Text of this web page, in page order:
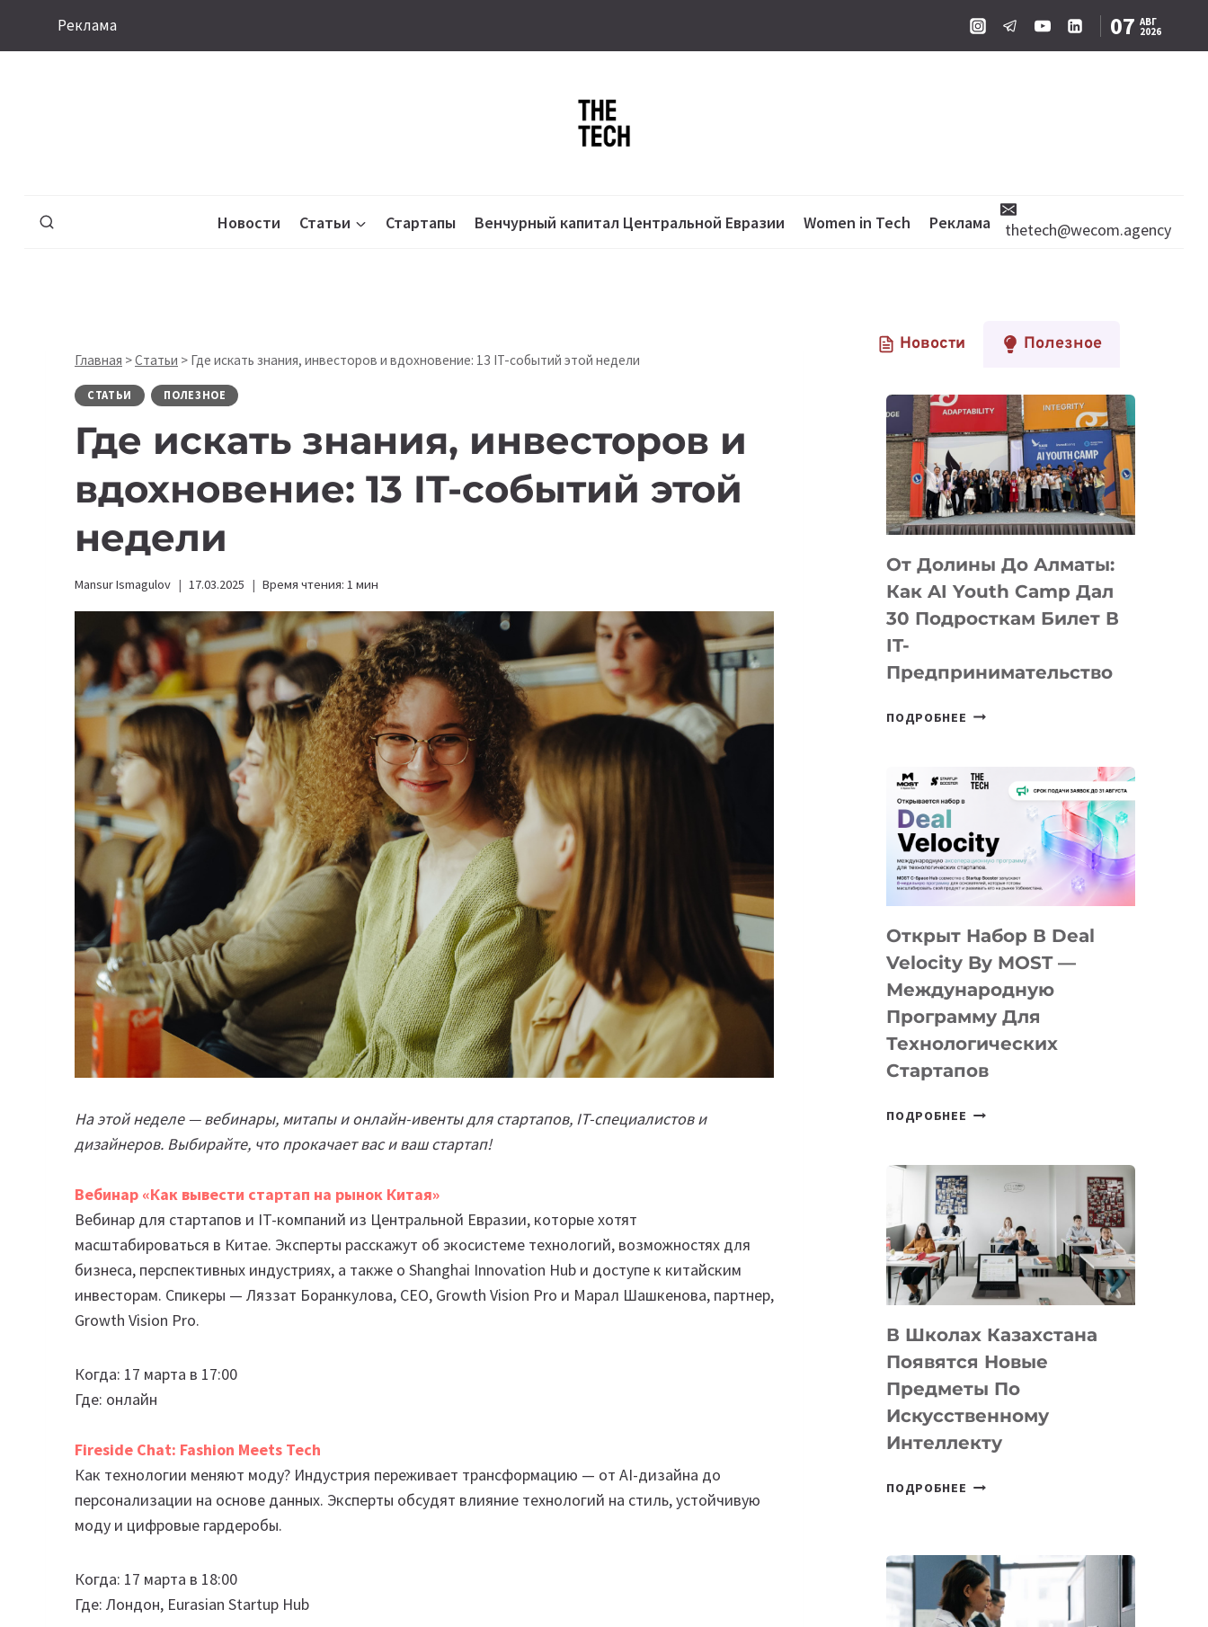
Реклама 07 АВГ
2026
Новости Статьи Стартапы Венчурный капитал Центральной Евразии Women in Tech Реклама thetech@wecom.agency
Главная >Статьи > Где искать знания, инвесторов и вдохновение: 13 IT-событий этой недели
СТАТЬИ ПОЛЕЗНОЕ
Где искать знания, инвесторов и
вдохновение: 13 IT-событий этой
недели
Mansur Ismagulov 17.03.2025 Время чтения: 1 мин
На этой неделе — вебинары, митапы и онлайн-ивенты для стартапов, IT-специалистов и
дизайнеров. Выбирайте, что прокачает вас и ваш стартап!
Вебинар «Как вывести стартап на рынок Китая»
Вебинар для стартапов и IT-компаний из Центральной Евразии, которые хотят
масштабироваться в Китае. Эксперты расскажут об экосистеме технологий, возможностях для
бизнеса, перспективных индустриях, а также о Shanghai Innovation Hub и доступе к китайским
инвесторам. Спикеры — Ляззат Боранкулова, CEO, Growth Vision Pro и Марал Шашкенова, партнер,
Growth Vision Pro.
Когда: 17 марта в 17:00
Где: онлайн
Fireside Chat: Fashion Meets Tech
Как технологии меняют моду? Индустрия переживает трансформацию — от AI-дизайна до
персонализации на основе данных. Эксперты обсудят влияние технологий на стиль, устойчивую
моду и цифровые гардеробы.
Когда: 17 марта в 18:00
Где: Лондон, Eurasian Startup Hub
Новости Полезное
От Долины До Алматы:
Как AI Youth Camp Дал
30 Подросткам Билет В
IT-
Предпринимательство
ПОДРОБНЕЕ ОТ
АЛМАТЫ:
YOUTH
CAMP
ДАЛ
ПОДРОСТКАМ
БИЛЕТ
IT-
ПРЕДПРИНИМАТЕЛЬСТВО
Открыт Набор В Deal
Velocity By MOST —
Международную
Программу Для
Технологических
Стартапов
ПОДРОБНЕЕ ОТКРЫТ
DEAL
VELOCITY
MOST
—
МЕЖДУНАРОДНУЮ
ДЛЯ
ТЕХНОЛОГИЧЕСКИХ
СТАРТАПОВ
В Школах Казахстана
Появятся Новые
Предметы По
Искусственному
Интеллекту
ПОДРОБНЕЕ
НОВЫЕ
ПРЕДМЕТЫ
ПО